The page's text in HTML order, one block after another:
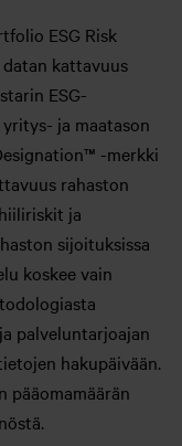
ESG Risk
kattavuus
ESG-
ja maatason
-merkki
rahaston
ja
sijoituksissa
koskee vain
palveluntarjoajan
hakupäivään.
pääomamäärän